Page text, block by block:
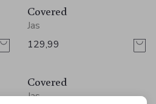
Covered
Jas
129,99
Covered
Jas